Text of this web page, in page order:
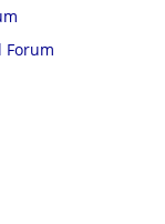
Forum